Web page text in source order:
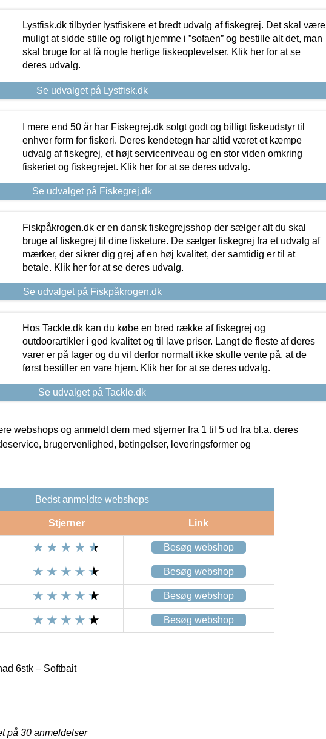
Lystfisk.dk tilbyder lystfiskere et bredt udvalg af fiskegrej. Det skal være
muligt at sidde stille og roligt hjemme i ”sofaen” og bestille alt det, man
skal bruge for at få nogle herlige fiskeoplevelser. Klik her for at se
deres udvalg.
Se udvalget på Lystfisk.dk
I mere end 50 år har Fiskegrej.dk solgt godt og billigt fiskeudstyr til
enhver form for fiskeri. Deres kendetegn har altid været et kæmpe
udvalg af fiskegrej, et højt serviceniveau og en stor viden omkring
fiskeriet og fiskegrejet. Klik her for at se deres udvalg.
Se udvalget på Fiskegrej.dk
Fiskpåkrogen.dk er en dansk fiskegrejsshop der sælger alt du skal
bruge af fiskegrej til dine fisketure. De sælger fiskegrej fra et udvalg af
mærker, der sikrer dig grej af en høj kvalitet, der samtidig er til at
betale. Klik her for at se deres udvalg.
Se udvalget på Fiskpåkrogen.dk
Hos Tackle.dk kan du købe en bred række af fiskegrej og
outdoorartikler i god kvalitet og til lave priser. Langt de fleste af deres
varer er på lager og du vil derfor normalt ikke skulle vente på, at de
først bestiller en vare hjem. Klik her for at se deres udvalg.
Se udvalget på Tackle.dk
webshops og anmeldt dem med stjerner fra 1 til 5 ud fra bl.a. deres
brugervenlighed, betingelser, leveringsformer og
Bedst anmeldte webshops
Stjerner Link
Besøg webshop
Besøg webshop
Besøg webshop
Besøg webshop
6stk – Softbait
på 30 anmeldelser